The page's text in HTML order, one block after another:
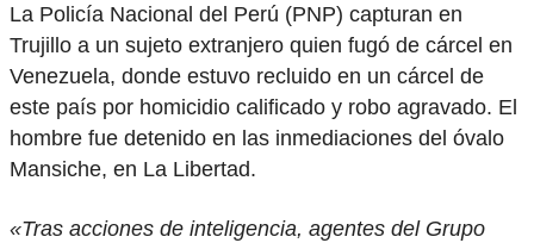
La Policía Nacional del Perú (PNP) capturan en
Trujillo a un sujeto extranjero quien fugó de cárcel en
Venezuela, donde estuvo recluido en un cárcel de
este país por homicidio calificado y robo agravado. El
hombre fue detenido en las inmediaciones del óvalo
Mansiche, en La Libertad.
«Tras acciones de inteligencia, agentes del Grupo